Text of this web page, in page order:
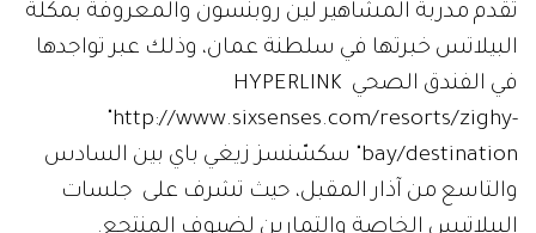
تقدم مدربة المشاهير لين روبنسون والمعروفة بمكلة
البيلاتس خبرتها في سلطنة عمان، وذلك عبر تواجدها
في الفندق الصحي HYPERLINK
"http://www.sixsenses.com/resorts/zighy-
bay/destination" سكسّنسز زيغي باي بين السادس
والتاسع من آذار المقبل، حيث تشرف على جلسات
البيلاتيس الخاصة والتمارين لضيوف المنتجع.